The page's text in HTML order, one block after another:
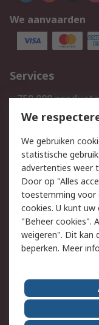
We aanvaarden
Services
750.000
Bestellen
Track & Trace
Wettelijk
Cookiebeleid
Privacybeleid
Algemene
Over RS
RS Group
We
We gebruiken
statistische
advertenties weer
Door op "Alles
toestemming voor
cookies. U kunt
"Beheer cookies".
weigeren". Dit kan
beperken. Meer